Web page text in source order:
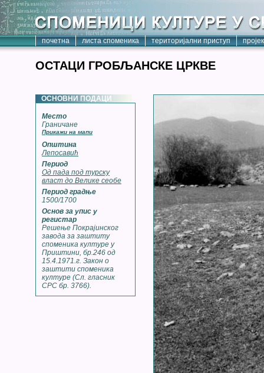
почетна листа споменика територијални приступ
ОСТАЦИ ГРОБЉАНСКЕ ЦРКВЕ
ОСНОВНИ ПОДАЦИ
Место
Граничане
Прикажи на мапи
Општина
Лепосавић
Период
Од пада под турску
власт до Велике сеобе
Период градње
1500/1700
Основ за упис у
регистар
Решење Покрајинског
завода за заштиту
споменика културе у
Приштини, бр.246 од
15.4.1971.г. Закон о
заштити споменика
културе (Сл. гласник
СРС бр. 3766).